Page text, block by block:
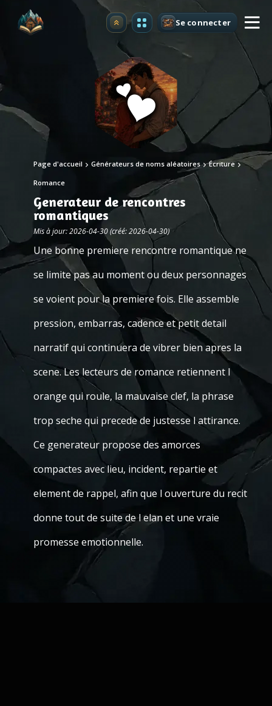
Premium Se connecter
Page d'accueil Générateurs de noms aléatoires Écriture
Romance
Generateur de rencontres
romantiques
Mis à jour: 2026-04-30 (créé: 2026-04-30)
Une bonne premiere rencontre romantique ne
se limite pas au moment ou deux personnages
se voient pour la premiere fois. Elle assemble
pression, embarras, cadence et petit detail
narratif qui continuera de vibrer bien apres la
scene. Les lecteurs de romance retiennent l
orange qui roule, la mauvaise clef, la phrase
trop seche qui precede de justesse l attirance.
Ce generateur propose des amorces
compactes avec lieu, incident, repartie et
element de rappel, afin que l ouverture du recit
donne tout de suite de l elan et une vraie
promesse emotionnelle.